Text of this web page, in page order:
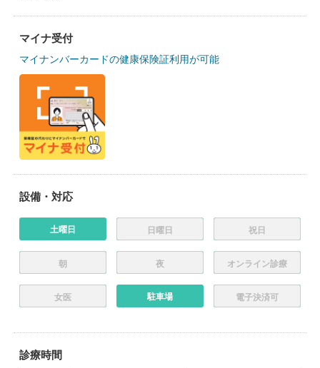
マイナ受付
マイナンバーカードの健康保険証利用が可能
設備・対応
土曜日 日曜日 祝日
朝 夜 オンライン診療
女医 駐車場 電子決済可
診療時間